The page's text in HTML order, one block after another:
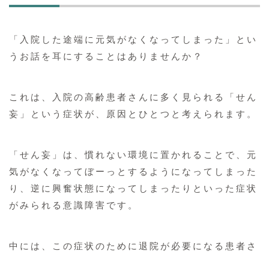
「入院した途端に元気がなくなってしまった」とい
うお話を耳にすることはありませんか？
これは、入院の高齢患者さんに多く見られる「せん
妄」という症状が、原因とひとつと考えられます。
「せん妄」は、慣れない環境に置かれることで、元
気がなくなってぼーっとするようになってしまった
り、逆に興奮状態になってしまったりといった症状
がみられる意識障害です。
中には、この症状のために退院が必要になる患者さ